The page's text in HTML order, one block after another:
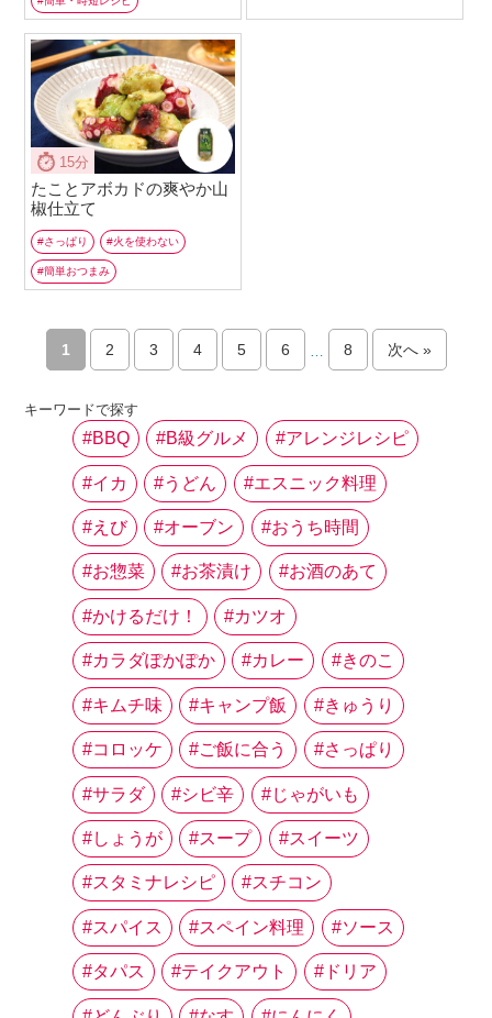
15分
たことアボカドの爽やか山
椒仕立て
さっぱり 火を使わない
簡単おつまみ
1 2 3 4 5 6 8 次へ »
キーワードで探す
BBQ B級グルメ アレンジレシピ
イカ うどん エスニック料理
えび オーブン おうち時間
お惣菜 お茶漬け お酒のあて
かけるだけ！ カツオ
カラダぽかぽか カレー きのこ
キムチ味 キャンプ飯 きゅうり
コロッケ ご飯に合う さっぱり
サラダ シビ辛 じゃがいも
しょうが スープ スイーツ
スタミナレシピ スチコン
スパイス スペイン料理 ソース
タパス テイクアウト ドリア